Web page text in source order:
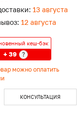
13 августа
12 августа
кеш-бэк
+ 39 ?
можно оплатить
КОНСУЛЬТАЦИЯ